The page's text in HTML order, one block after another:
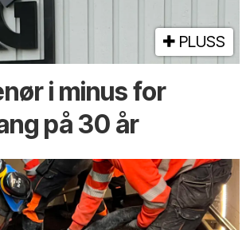
PLUSS
i minus for
på 30 år